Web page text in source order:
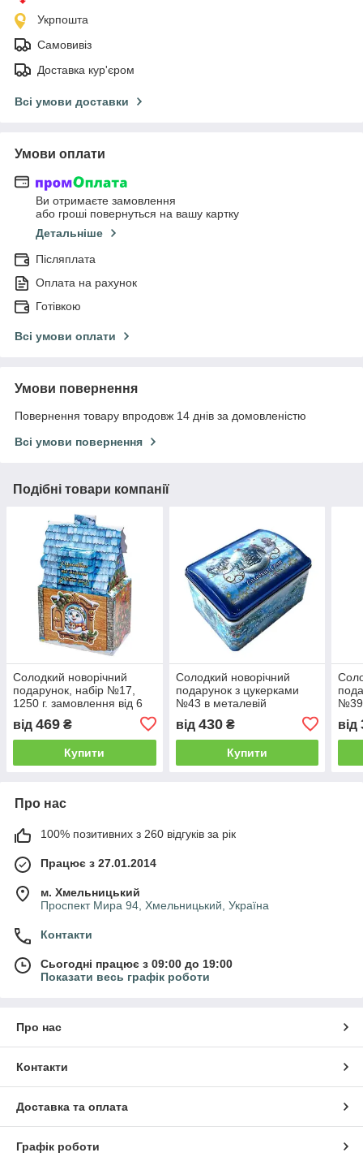
Укрпошта
Самовивіз
Доставка кур'єром
Всі умови доставки
Умови оплати
Ви отримаєте замовлення
або гроші повернуться на вашу картку
Детальніше
Післяплата
Оплата на рахунок
Готівкою
Всі умови оплати
Умови повернення
Повернення товару впродовж 14 днів за домовленістю
Всі умови повернення
Подібні товари компанії
Солодкий новорічний
подарунок, набір №17,
1250 г. замовлення від 6
від 469 ₴
Купити
Солодкий новорічний
подарунок з цукерками
№43 в металевій
замовлення від 10 шт.
від 430₴
Купити
№39
від
Про нас
100% позитивних з 260 відгуків за рік
Працює з 27.01.2014
м. Хмельницький
Проспект Мира 94, Хмельницький, Україна
Контакти
Сьогодні працює з 09:00 до 19:00
Показати весь графік роботи
Про нас
Контакти
Доставка та оплата
Графік роботи